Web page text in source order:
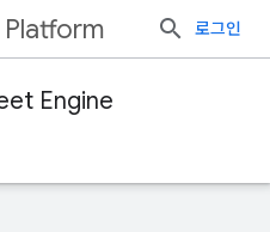
로그인
Engine